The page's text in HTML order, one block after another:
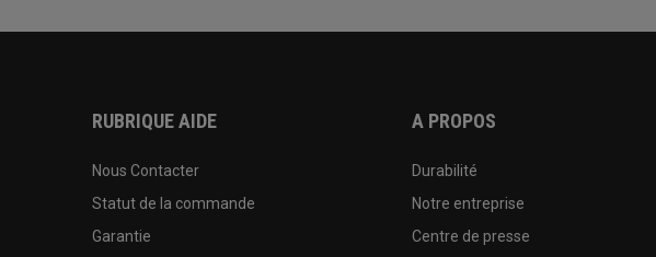
RUBRIQUE AIDE
Nous Contacter
Statut de la commande
Garantie
A PROPOS
Durabilité
Notre entreprise
Centre de presse